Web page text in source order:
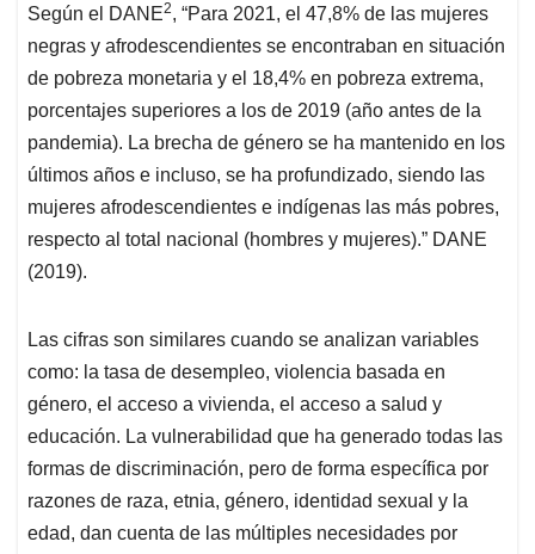
Según el DANE2, “Para 2021, el 47,8% de las mujeres
negras y afrodescendientes se encontraban en situación
de pobreza monetaria y el 18,4% en pobreza extrema,
porcentajes superiores a los de 2019 (año antes de la
pandemia). La brecha de género se ha mantenido en los
últimos años e incluso, se ha profundizado, siendo las
mujeres afrodescendientes e indígenas las más pobres,
respecto al total nacional (hombres y mujeres).” DANE
(2019).
Las cifras son similares cuando se analizan variables
como: la tasa de desempleo, violencia basada en
género, el acceso a vivienda, el acceso a salud y
educación. La vulnerabilidad que ha generado todas las
formas de discriminación, pero de forma específica por
razones de raza, etnia, género, identidad sexual y la
edad, dan cuenta de las múltiples necesidades por